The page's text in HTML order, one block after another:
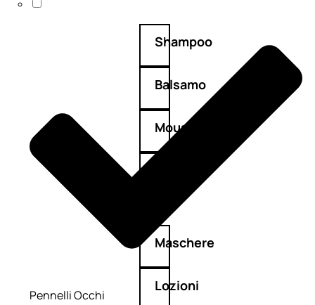
Shampoo
Balsamo
Mousse
Maschere
Lozioni
Pennelli Occhi